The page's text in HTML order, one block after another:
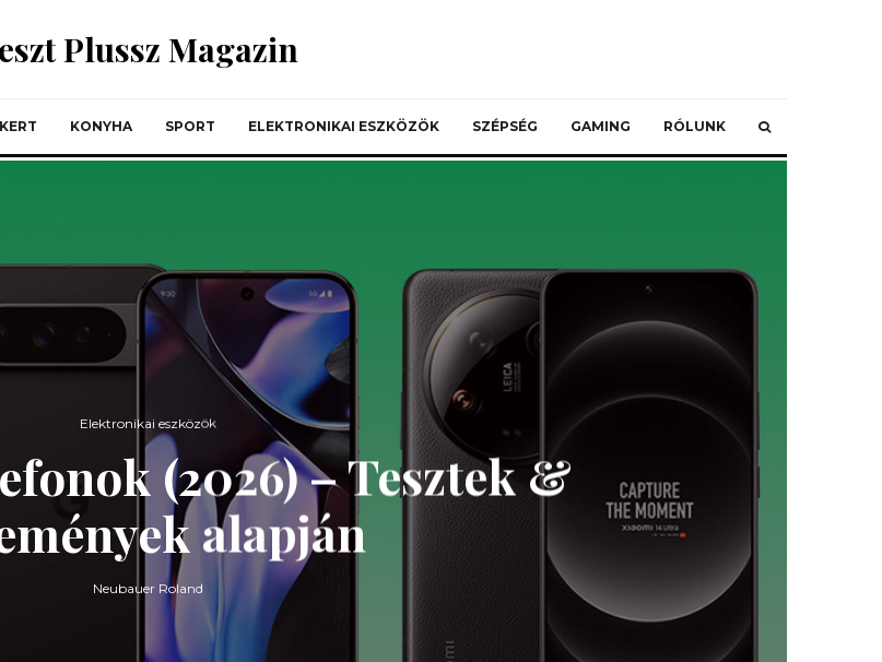
Plussz Magazin
KONYHA SPORT ELEKTRONIKAI ESZKÖZÖK SZÉPSÉG GAMING RÓLUNK
Elektronikai eszközök
(2026) – Tesztek &
alapján
Neubauer Roland